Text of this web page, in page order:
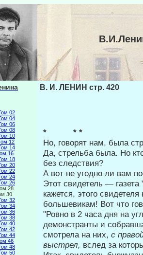
02
04
06
08
10
12
14
16
18
20
22
24
26
28
30
32
34
36
38
40
42
44
46
48
50
В. И. ЛЕНИН стр. 420
* * *
Но, говорят нам, была
Да, стрельба была. Но
без следствия?
А вот не угодно ли вам
Этот свидетель —
ка­жется, этого
большеви­кам! Вот что
"Ровно в 2 часа дня на
демонстранты и
смотрела на них, с
выстрел, вслед за